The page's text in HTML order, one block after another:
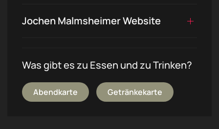
Jochen Malmsheimer Website
Was gibt es zu Essen und zu Trinken?
Abendkarte Getränkekarte